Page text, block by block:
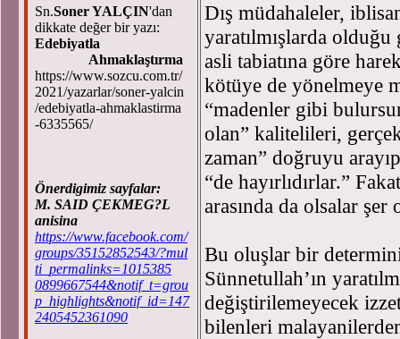
Sn.Soner YALÇIN'dan
dikkate değer bir yazı:
Edebiyatla
Ahmaklaştırma
https://www.sozcu.com.tr/
2021/yazarlar/soner-yalcin
/edebiyatla-ahmaklastirma
-6335565/
Önerdigimiz sayfalar:
M. SAID ÇEKMEG?L
anisina
https://www.facebook.com/
groups/35152852543/?mul
ti_permalinks=1015385
0899667544&notif_t=grou
p_highlights&notif_id=147
2405452361090
Dış müdahaleler,
yaratılmışlarda
asli tabiatına göre
kötüye de yönelmeye
“madenler gibi
olan” kalitelileri,
zaman” doğruyu
“de hayırlıdırlar.”
arasında da olsalar şer
Bu oluşlar bir
Sünnetullah’ın
değiştirilemeyecek
bilenleri